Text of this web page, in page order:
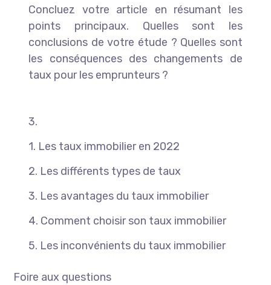
Concluez votre article en résumant les
points principaux. Quelles sont les
conclusions de votre étude ? Quelles sont
les conséquences des changements de
taux pour les emprunteurs ?
3.
1. Les taux immobilier en 2022
2. Les différents types de taux
3. Les avantages du taux immobilier
4. Comment choisir son taux immobilier
5. Les inconvénients du taux immobilier
Foire aux questions